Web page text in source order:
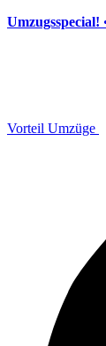
Umzugsspecial!
Vorteil Umzüge